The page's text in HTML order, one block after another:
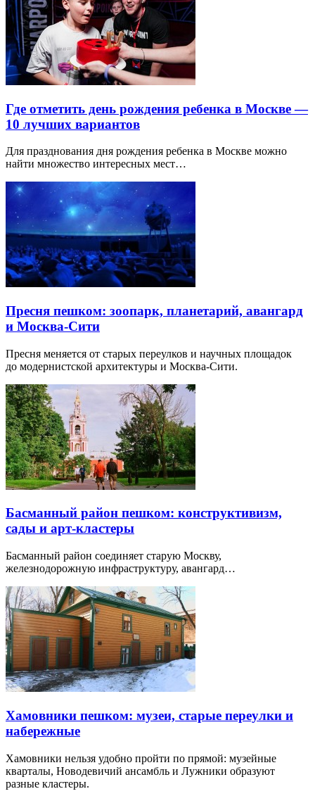
Где отметить день рождения ребенка в Москве —
10 лучших вариантов
Для празднования дня рождения ребенка в Москве можно
найти множество интересных мест…
Пресня пешком: зоопарк, планетарий, авангард
и Москва-Сити
Пресня меняется от старых переулков и научных площадок
до модернистской архитектуры и Москва-Сити.
Басманный район пешком: конструктивизм,
сады и арт-кластеры
Басманный район соединяет старую Москву,
железнодорожную инфраструктуру, авангард…
Хамовники пешком: музеи, старые переулки и
набережные
Хамовники нельзя удобно пройти по прямой: музейные
кварталы, Новодевичий ансамбль и Лужники образуют
разные кластеры.